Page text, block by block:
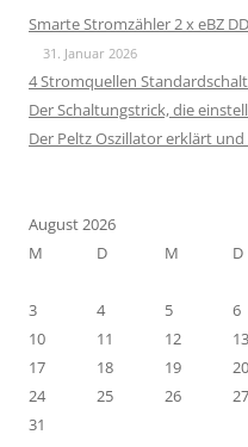
Smarte Stromzähler 2 x eBZ
31. Januar 2026
4 Stromquellen
Der Schaltungstrick, die
Der Peltz Oszillator erklärt
August 2026
M
D M D
3
4 5 6
10
11 12 13
17
18 19 20
24
25 26 27
31